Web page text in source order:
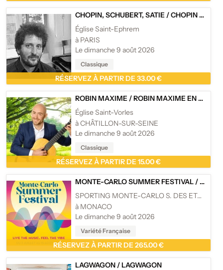
CHOPIN, SCHUBERT, SATIE /CHOPIN SCHUBERT SATIE - PIANO AUX CHANDELLES
Église Saint-Ephrem
à PARIS
Le dimanche 9 août 2026
Classique
RÉSERVEZ À PARTIR DE 33.00 €
ROBIN MAXIME /ROBIN MAXIME EN CONCERT
Église Saint-Vorles
à CHÂTILLON-SUR-SEINE
Le dimanche 9 août 2026
Classique
RÉSERVEZ À PARTIR DE 15.00 €
MONTE-CARLO SUMMER FESTIVAL /
SPORTING MONTE-CARLO S. DES ETOILES
à MONACO
Le dimanche 9 août 2026
Variété Française
RÉSERVEZ À PARTIR DE 265.00 €
LAGWAGON /LAGWAGON